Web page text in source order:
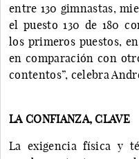
entre 130 gimnastas,
el puesto 130 de 180
los primeros puestos,
en comparación con
contentos”, celebra
LA CONFIANZA, CLAVE
La exigencia física y